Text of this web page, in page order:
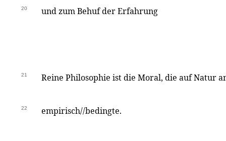
20 und zum Behuf der Erfahrung
21 Reine Philosophie ist die Moral, die auf Natur
22 empirisch//bedingte.